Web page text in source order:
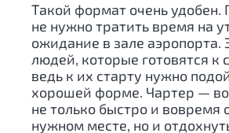
Такой формат очень
не нужно тратить время на
ожидание в зале аэропорта.
людей, которые готовятся к
ведь к их старту нужно
хорошей форме. Чартер —
не только быстро и вовремя
нужном месте, но и